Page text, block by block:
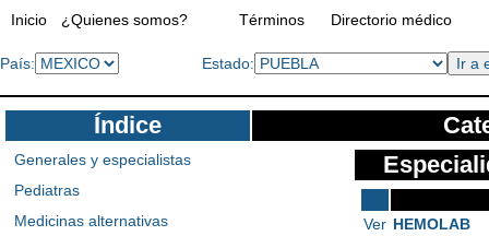
Inicio ¿Quienes somos? Términos Directorio médico
País: Estado:
Índice
Generales y especialistas
Pediatras
Medicinas alternativas
Ver HEMOLAB